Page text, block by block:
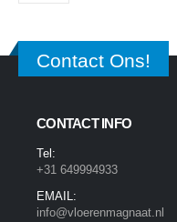
Contact Ons!
CONTACT INFO
Tel:
+31 649994933
EMAIL:
info@vloerenmagnaat.nl